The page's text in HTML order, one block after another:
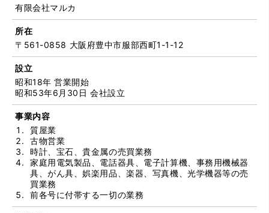
有限会社マルカ
所在
〒561-0858 大阪府豊中市服部西町1-1-12
設立
昭和18年 営業開始
昭和53年6月30日 会社設立
事業内容
質屋業
古物営業
時計、宝石、貴金属の売買業務
家庭用電気製品、電話器具、電子計算機、事務用機械器
具、がん具、娯楽用品、楽器、写真機、光学機器等の売
買業務
前各号に付帯する一切の業務